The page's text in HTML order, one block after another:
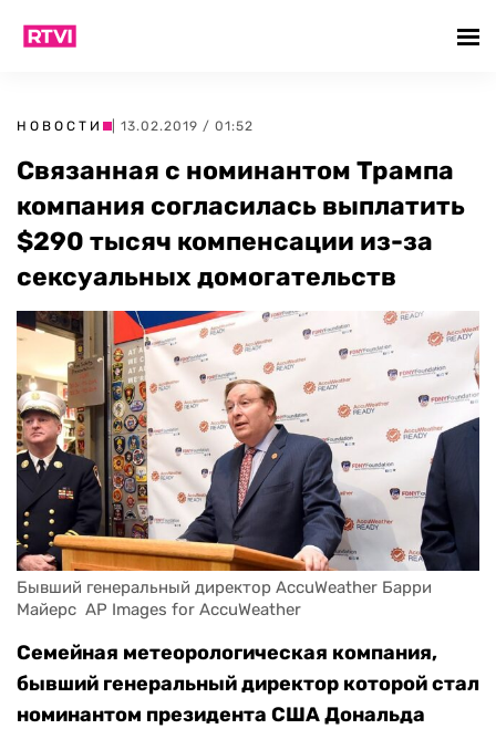
НОВОСТИ | 13.02.2019 / 01:52
Связанная с номинантом Трампа
компания согласилась выплатить
$290 тысяч компенсации из-за
сексуальных домогательств
Бывший генеральный директор AccuWeather Барри
Майерс  AP Images for AccuWeather
Семейная метеорологическая компания,
бывший генеральный директор которой стал
номинантом президента США Дональда